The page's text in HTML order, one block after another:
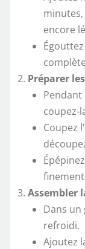
minutes,
encore
Préparer
Pendant
coupez-
Coupez
Assembler
Dans un
refroidi.
Ajoutez